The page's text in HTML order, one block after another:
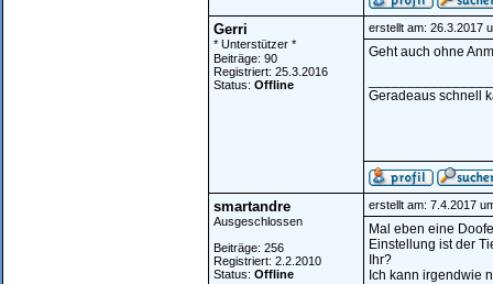
Gerri
* Unterstützer *
Beiträge: 90
Registriert: 25.3.2016
Status: Offline
erstellt am: 26.3.2017
Geht auch ohne
Geradeaus schnell
smartandre
Ausgeschlossen
Beiträge: 256
Registriert: 2.2.2010
Status: Offline
erstellt am: 7.4.2017
Mal eben eine
Einstellung ist der
Ihr?
Ich kann irgendwie